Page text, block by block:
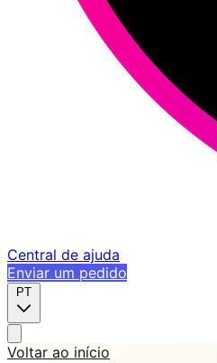
Central de ajuda
Enviar um pedido
PT
Voltar ao início